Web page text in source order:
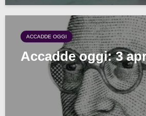
ACCADDE OGGI
Accadde oggi: 3